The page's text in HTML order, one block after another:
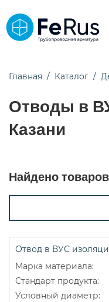
Главная Каталог
Отводы в
Казани
Найдено
Отвод в ВУС